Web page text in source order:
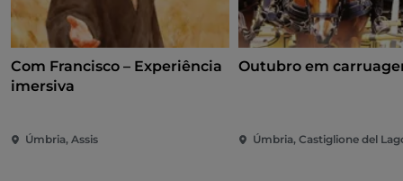
Com Francisco – Experiência
imersiva
Úmbria, Assis
Outubro em
Úmbria, Castiglione del